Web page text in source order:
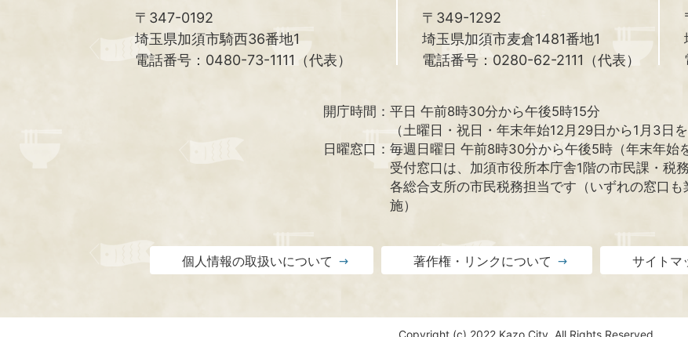
〒347-0192
埼玉県加須市騎西36番地1
電話番号：0480-73-1111（代表）
〒349-1292
埼玉県加須市麦倉1481番地1
電話番号：0280-62-2111（代表）
開庁時間： 平日 午前8時30分から午後5時15分
（土曜日・祝日・年末年始12月29日から1月3日を
日曜窓口： 毎週日曜日 午前8時30分から午後5時（年末年始
受付窓口は、加須市役所本庁舎1階の市民課・税
各総合支所の市民税務担当です（いずれの窓口も
施）
個人情報の取扱いについて 著作権・リンクについて サイトマ
Copyright (c) 2022 Kazo City. All Rights Reserved.